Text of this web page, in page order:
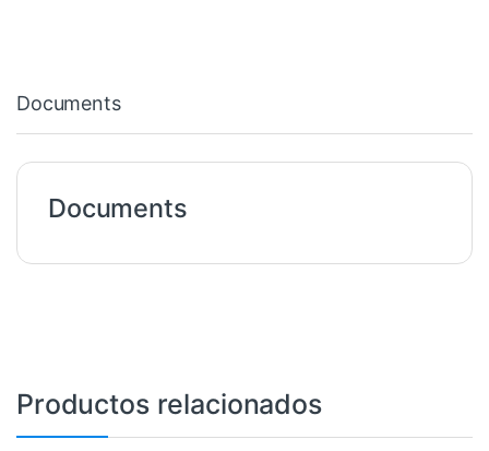
Documents
Documents
Productos relacionados